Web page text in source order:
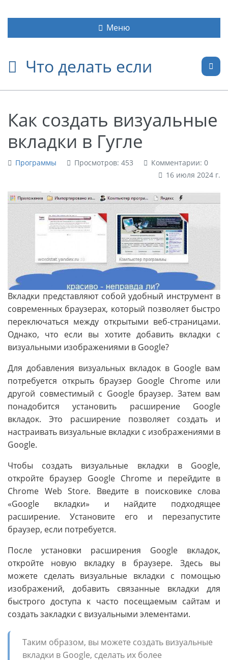
Что делать если
Меню
Как создать визуальные
вкладки в Гугле
Программы Просмотров: 453
Комментарии: 0
16 июля 2024 г.
Вкладки представляют собой удобный инструмент в
современных браузерах, который позволяет быстро
переключаться между открытыми веб-страницами.
Однако, что если вы хотите добавить вкладки с
визуальными изображениями в Google?
Для добавления визуальных вкладок в Google вам
потребуется открыть браузер Google Chrome или
другой совместимый с Google браузер. Затем вам
понадобится установить расширение Google
вкладок. Это расширение позволяет создать и
настраивать визуальные вкладки с изображениями в
Google.
Чтобы создать визуальные вкладки в Google,
откройте браузер Google Chrome и перейдите в
Chrome Web Store. Введите в поисковике слова
«Google вкладки» и найдите подходящее
расширение. Установите его и перезапустите
браузер, если потребуется.
После установки расширения Google вкладок,
откройте новую вкладку в браузере. Здесь вы
можете сделать визуальные вкладки с помощью
изображений, добавить связанные вкладки для
быстрого доступа к часто посещаемым сайтам и
создать закладки с визуальными элементами.
Таким образом, вы можете создать визуальные
вкладки в Google, сделать их более